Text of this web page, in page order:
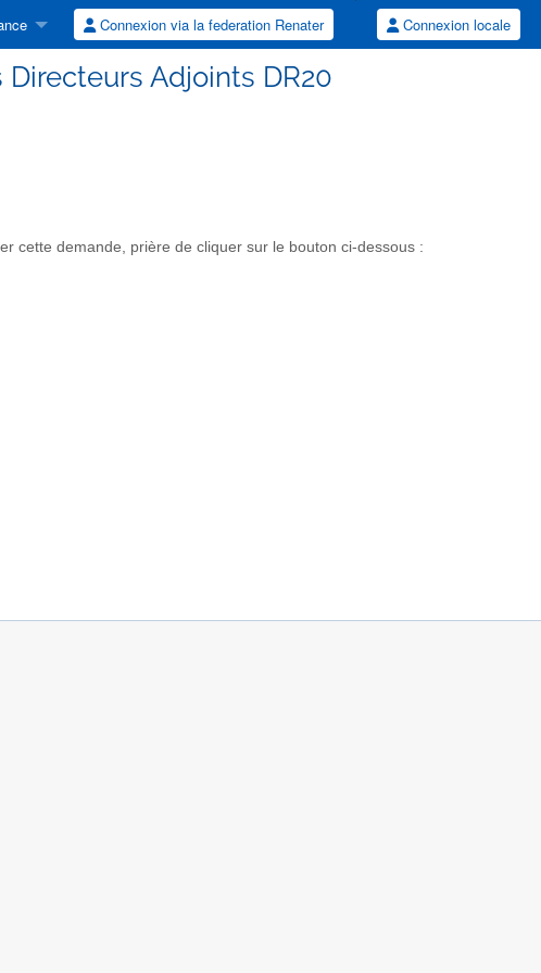
Connexion via la federation Renater Connexion locale
Adjoints DR20
cette demande, prière de cliquer sur le bouton ci-dessous :